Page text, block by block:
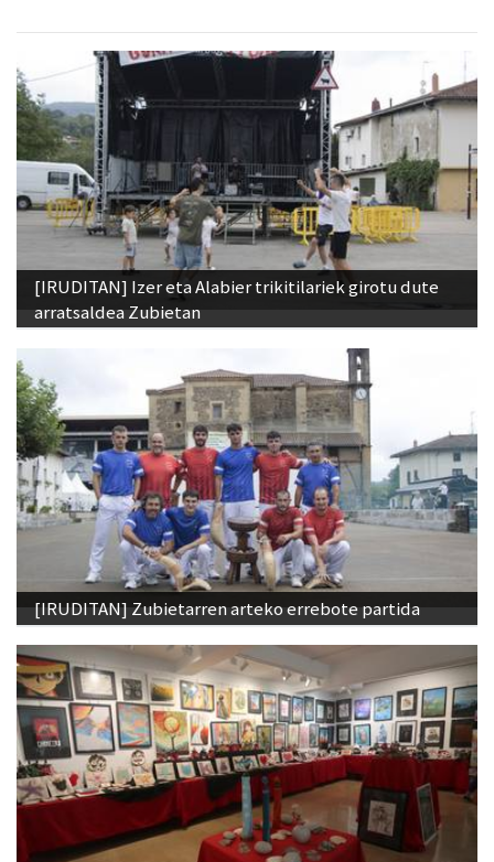
[IRUDITAN] Izer eta Alabier trikitilariek girotu dute
arratsaldea Zubietan
[IRUDITAN] Zubietarren arteko errebote partida